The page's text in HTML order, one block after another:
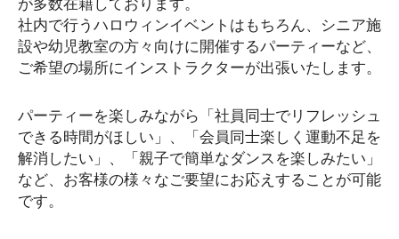
が多数在籍しております。
社内で行うハロウィンイベントはもちろん、シニア施
設や幼児教室の方々向けに開催するパーティーなど、
ご希望の場所にインストラクターが出張いたします。
パーティーを楽しみながら「社員同士でリフレッシュ
できる時間がほしい」、「会員同士楽しく運動不足を
解消したい」、「親子で簡単なダンスを楽しみたい」
など、お客様の様々なご要望にお応えすることが可能
です。